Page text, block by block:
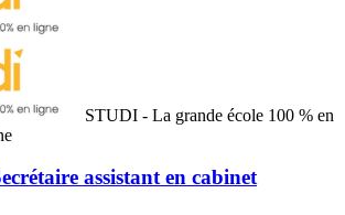
STUDI - La grande école 100 % en
assistant en cabinet